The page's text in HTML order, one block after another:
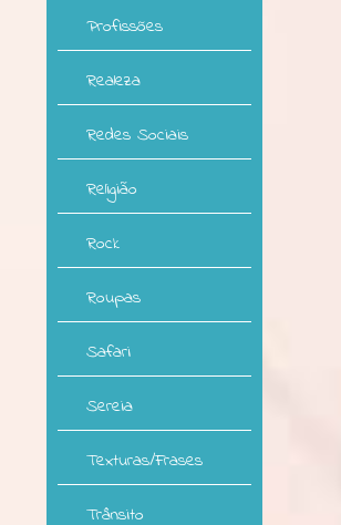
Profissões
Realeza
Redes Sociais
Religião
Rock
Roupas
Safari
Sereia
Texturas/Frases
Trânsito